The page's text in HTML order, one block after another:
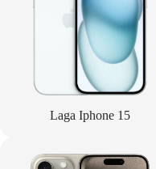
Laga Iphone 15